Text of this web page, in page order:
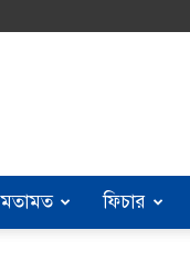
মতামত ফিচার